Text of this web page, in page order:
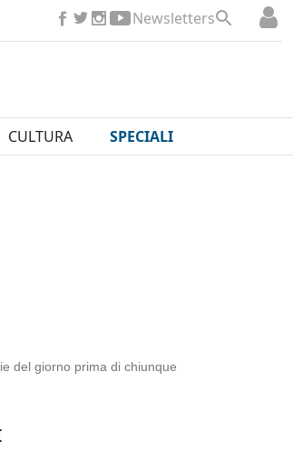
Newsletters
CULTURA SPECIALI
del giorno prima di chiunque